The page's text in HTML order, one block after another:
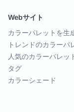
Webサイト
カラーパレットを生
トレンドのカラーパ
人気のカラーパレッ
タグ
カラーシェード